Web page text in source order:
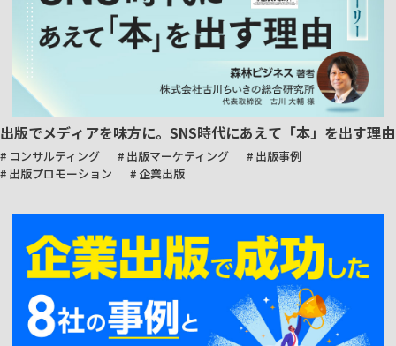
出版でメディアを味方に。SNS時代にあえて「本」を出す理由
# コンサルティング # 出版マーケティング
# 出版事例
# 出版プロモーション
# 企業出版